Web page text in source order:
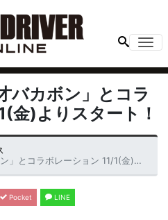
バカボン」とコラ
金)よりスタート！
ラボレーション 11/1(金)よりスタート！
Pocket LINE